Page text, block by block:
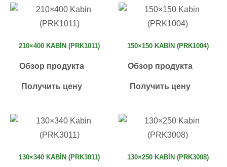
210×400 KABIN (PRK1011)
Обзор продукта
Получить цену
150×150 KABIN (PRK1004)
Обзор продукта
Получить цену
130×340 KABIN (PRK3011) 130×250 KABIN (PRK3008)